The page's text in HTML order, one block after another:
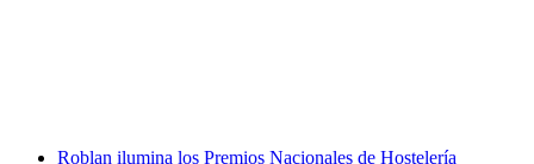
WhatsApp
Roblan ilumina los Premios Nacionales de Hostelería